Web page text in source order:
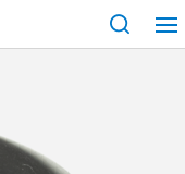
시리즈 SGF